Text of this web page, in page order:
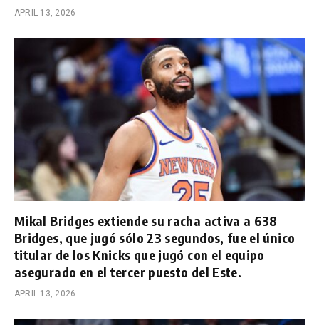
APRIL 13, 2026
Mikal Bridges extiende su racha activa a 638
Bridges, que jugó sólo 23 segundos, fue el único
titular de los Knicks que jugó con el equipo
asegurado en el tercer puesto del Este.
APRIL 13, 2026